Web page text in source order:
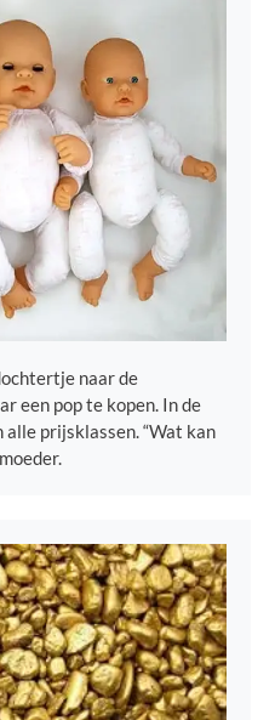
naar de
een pop te kopen. In de
prijsklassen. “Wat kan